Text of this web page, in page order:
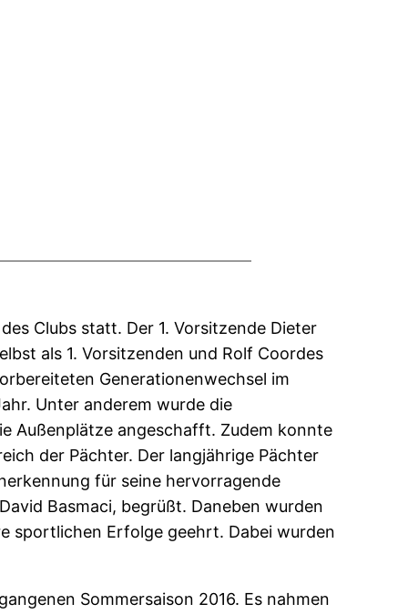
Clubs statt. Der 1. Vorsitzende Dieter
als 1. Vorsitzenden und Rolf Coordes
Generationenwechsel im
Unter anderem wurde die
Außenplätze angeschafft. Zudem konnte
der Pächter. Der langjährige Pächter
für seine hervorragende
Basmaci, begrüßt. Daneben wurden
sportlichen Erfolge geehrt. Dabei wurden
Sommersaison 2016. Es nahmen